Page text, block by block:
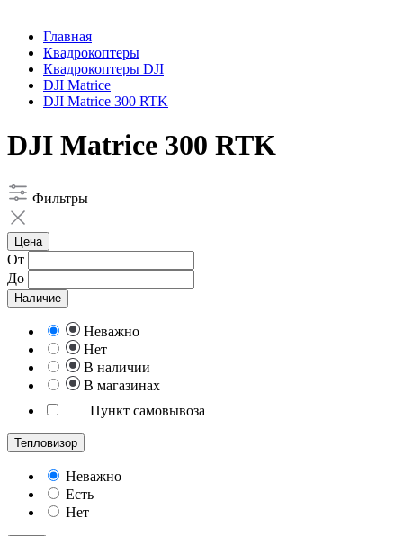
Главная
Квадрокоптеры
Квадрокоптеры DJI
DJI Matrice
DJI Matrice 300 RTK
DJI Matrice 300 RTK
Фильтры
Цена
От
До
Наличие
Неважно
Нет
В наличии
В магазинах
Пункт самовывоза
Тепловизор
Неважно
Есть
Нет